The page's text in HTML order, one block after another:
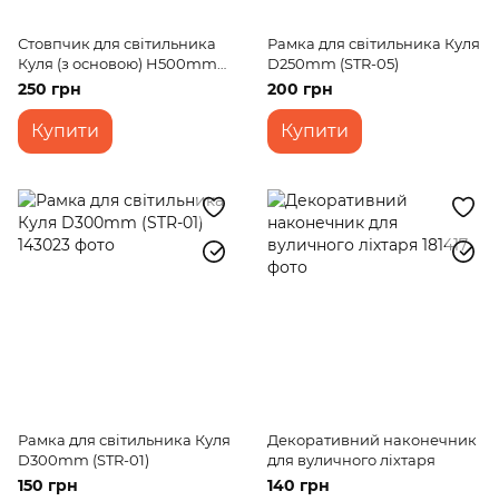
Стовпчик для світильника
Куля (з основою) H500mm
(STR-01)
250 грн
Купити
Рамка для світильника Куля
D250mm (STR-05)
200 грн
Купити
Рамка для світильника Куля
D300mm (STR-01)
150 грн
Декоративний наконечник
для вуличного ліхтаря
140 грн